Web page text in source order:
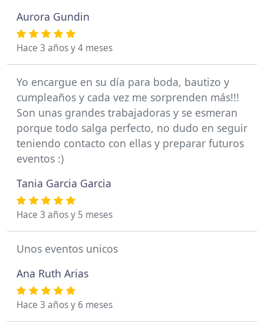
Aurora Gundin
Hace 3 años y 4 meses
Yo encargue en su día para boda, bautizo y
cumpleaños y cada vez me sorprenden más!!!
Son unas grandes trabajadoras y se esmeran
porque todo salga perfecto, no dudo en seguir
teniendo contacto con ellas y preparar futuros
eventos :)
Tania Garcia Garcia
Hace 3 años y 5 meses
Unos eventos unicos
Ana Ruth Arias
Hace 3 años y 6 meses